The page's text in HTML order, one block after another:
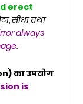
erect
सीधा तथा
always
का उपयोग
is